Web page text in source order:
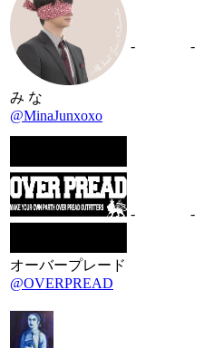
み な
@MinaJunxoxo
- -
オーバープレード
@OVERPREAD
- -